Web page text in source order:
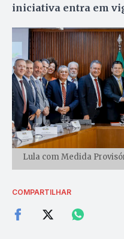
iniciativa entra em
Lula com Medida
COMPARTILHAR